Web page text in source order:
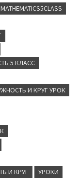
MATHEMATICS5CLASS
5 КЛАСС
И КРУГ УРОК
И КРУГ
УРОКИ